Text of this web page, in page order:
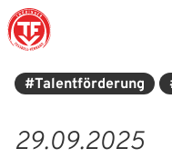
#Talentförderung
29.09.2025